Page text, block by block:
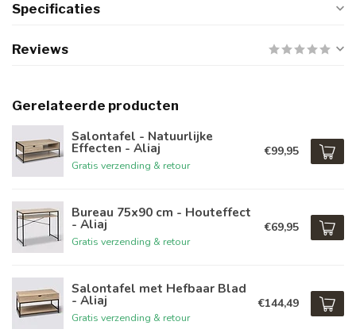
Specificaties
Reviews
Gerelateerde producten
Salontafel - Natuurlijke
Effecten - Aliaj
Gratis verzending & retour
€99,95
Bureau 75x90 cm - Houteffect
- Aliaj
Gratis verzending & retour
€69,95
Salontafel met Hefbaar Blad
- Aliaj
Gratis verzending & retour
€144,49